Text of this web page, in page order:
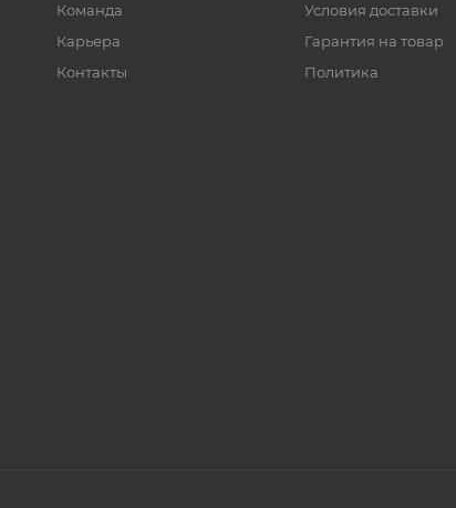
Команда
Карьера
Контакты
Условия доставки
Гарантия на товар
Политика